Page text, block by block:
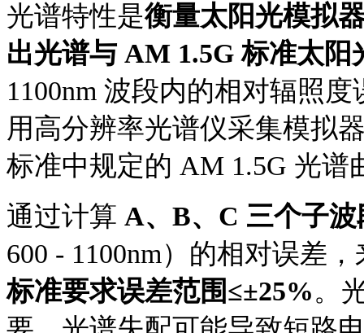
光谱特性是衡量太阳光模拟
出光谱与 AM 1.5G 标准太阳
1100nm 波段内的相对辐照
用高分辨率光谱仪采集模拟
标准中规定的 AM 1.5G 光谱
通过计算 A、B、C 三个子波
600 - 1100nm）的相对误差
标准要求误差范围≤±25%。